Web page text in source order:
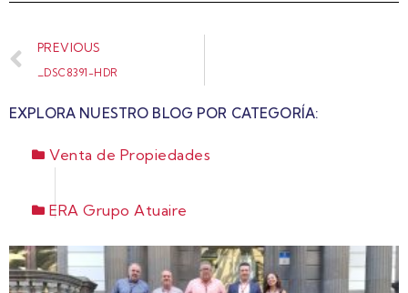
PREVIOUS
_DSC8391-HDR
EXPLORA NUESTRO BLOG POR CATEGORÍA:
Venta de Propiedades
ERA Grupo Atuaire